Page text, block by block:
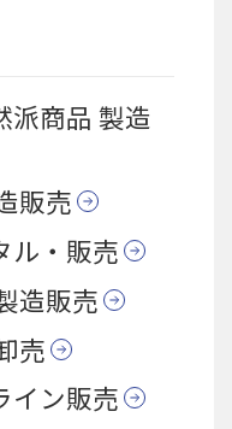
派商品 製造
販売
ル・販売
造販売
売
イン販売